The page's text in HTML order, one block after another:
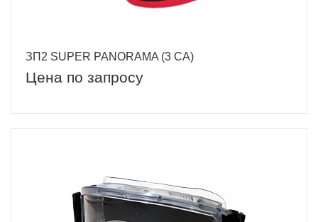
ЗП2 SUPER PANORAMA (3 CA)
Цена по запросу